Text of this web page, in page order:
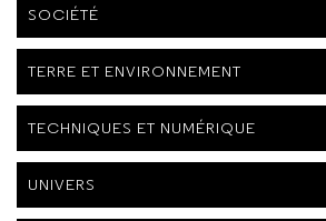
SOCIÉTÉ
TERRE ET ENVIRONNEMENT
TECHNIQUES ET NUMÉRIQUE
UNIVERS